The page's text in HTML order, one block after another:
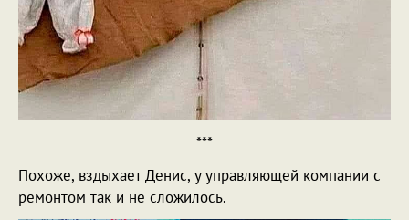
***
Похоже, вздыхает Денис, у управляющей компании с
ремонтом так и не сложилось.